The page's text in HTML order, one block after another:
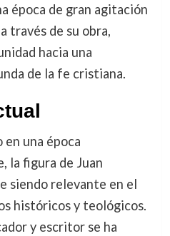
época de gran agitación
través de su obra,
hacia una
de la fe cristiana.
en una época
la figura de Juan
siendo relevante en el
históricos y teológicos.
y escritor se ha